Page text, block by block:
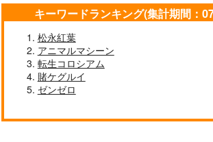
作品詳細 作品詳細
姫ケ崎櫻子は今日も不
憫可愛い 2
KADOKAWA
となりの信國さんは俺
キーワードランキング(集計期間：
松永紅葉
アニマルマシーン
転生コロシアム
賭ケグルイ
ゼンゼロ